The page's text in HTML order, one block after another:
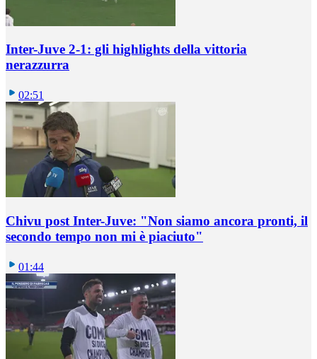
Inter-Juve 2-1: gli highlights della vittoria
nerazzurra
02:51
Chivu post Inter-Juve: "Non siamo ancora pronti, il
secondo tempo non mi è piaciuto"
01:44